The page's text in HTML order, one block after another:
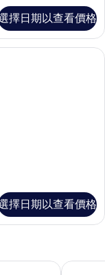
擇日期以查看價格
張標準雙人床 | 低過敏寢
擇日期以查看價格
雪梨機